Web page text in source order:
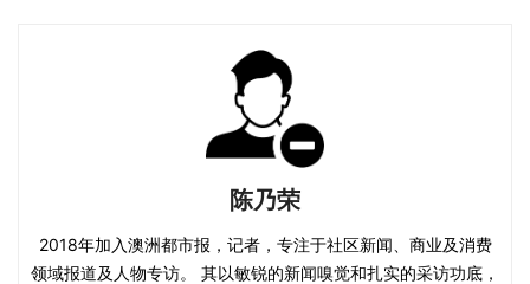
陈乃荣
2018年加入澳洲都市报，记者，专注于社区新闻、商业及消费
领域报道及人物专访。 其以敏锐的新闻嗅觉和扎实的采访功底，